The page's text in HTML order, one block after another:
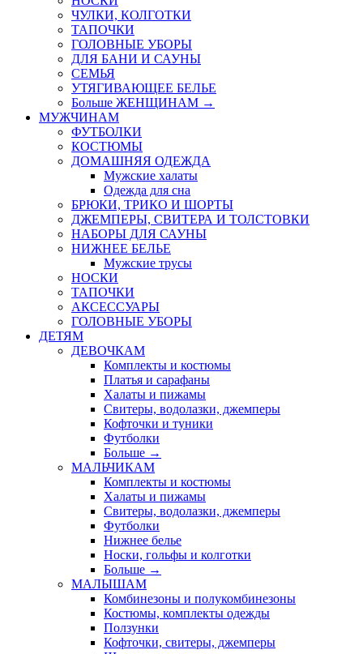
ЧУЛКИ, КОЛГОТКИ
ТАПОЧКИ
ГОЛОВНЫЕ УБОРЫ
ДЛЯ БАНИ И САУНЫ
СЕМЬЯ
УТЯГИВАЮЩЕЕ БЕЛЬЕ
Больше ЖЕНЩИНАМ →
МУЖЧИНАМ
ФУТБОЛКИ
КОСТЮМЫ
ДОМАШНЯЯ ОДЕЖДА
Мужские халаты
Одежда для сна
БРЮКИ, ТРИКО И ШОРТЫ
ДЖЕМПЕРЫ, СВИТЕРА И ТОЛСТОВКИ
НАБОРЫ ДЛЯ САУНЫ
НИЖНЕЕ БЕЛЬЕ
Мужские трусы
НОСКИ
ТАПОЧКИ
АКСЕССУАРЫ
ГОЛОВНЫЕ УБОРЫ
ДЕТЯМ
ДЕВОЧКАМ
Комплекты и костюмы
Платья и сарафаны
Халаты и пижамы
Свитеры, водолазки, джемперы
Кофточки и туники
Футболки
Больше →
МАЛЬЧИКАМ
Комплекты и костюмы
Халаты и пижамы
Свитеры, водолазки, джемперы
Футболки
Нижнее белье
Носки, гольфы и колготки
Больше →
МАЛЫШАМ
Комбинезоны и полукомбинезоны
Костюмы, комплекты одежды
Ползунки
Кофточки, свитеры, джемперы